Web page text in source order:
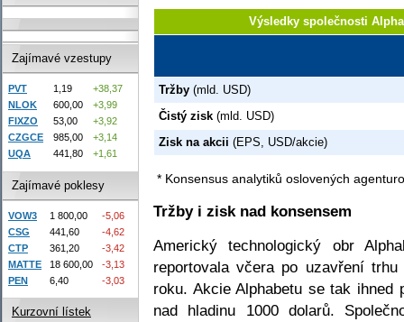
Výsledky společnosti
Tržby (mld. USD)
Čistý zisk (mld. USD)
Zisk na akcii (EPS, USD/akcie)
* Konsensus analytiků oslovených
Tržby i zisk nad konsensem
Americký technologický obr
reportovala včera po uzavření
roku. Akcie Alphabetu se tak
nad hladinu 1000 dolarů.
Zajímavé vzestupy
PVT 1,19
+38,37
NLOK
600,00
+3,99
FIXZO
53,00
+3,92
CZGCE
985,00
+3,14
UQA
441,80 +1,61
Zajímavé poklesy
VOW3 1 800,00
-5,06
CSG
441,60
-4,62
CTP
361,20
-3,42
MATTE
18 600,00
-3,13
PEN
6,40 -3,03
Kurzovní lístek